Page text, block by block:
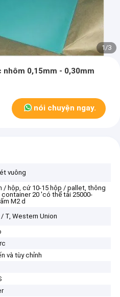
1/3
0,15mm - 0,30mm
nói chuyện ngay.
vuông
/ hộp, cứ 10-15 hộp / pallet, thông
20 'có thể tải 25000-
M2 d
/ T, Western Union
và tùy chỉnh